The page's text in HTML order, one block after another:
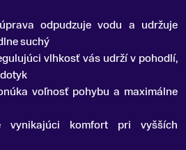
odpudzuje vodu a udržuje
suchý
vlhkosť vás udrží v pohodlí,
voľnosť pohybu a maximálne
vynikajúci komfort pri vyšších